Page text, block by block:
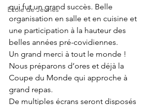
Ecole de Jeunes
qui fut un grand succès. Belle
organisation en salle et en cuisine et
une participation à la hauteur des
belles années pré-covidiennes.
Un grand merci à tout le monde !
Nous préparons d’ores et déjà la
Coupe du Monde qui approche à
grand repas.
De multiples écrans seront disposés